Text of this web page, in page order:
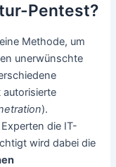
Pentest?
Methode, um
unerwünschte
).
die IT-
wird dabei die